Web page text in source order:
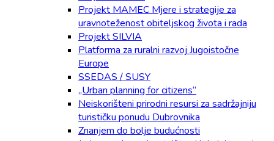
Projekt MAMEC Mjere i strategije za
uravnoteženost obiteljskog života i rada
Projekt SILVIA
Platforma za ruralni razvoj Jugoistočne
Europe
SSEDAS / SUSY
„Urban planning for citizens“
Neiskorišteni prirodni resursi za sadržajniju
turističku ponudu Dubrovnika
Znanjem do bolje budućnosti